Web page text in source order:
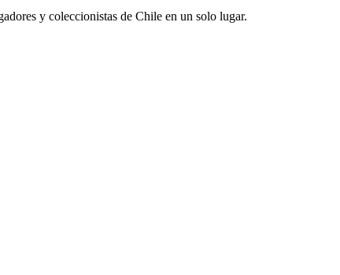
y coleccionistas de Chile en un solo lugar.